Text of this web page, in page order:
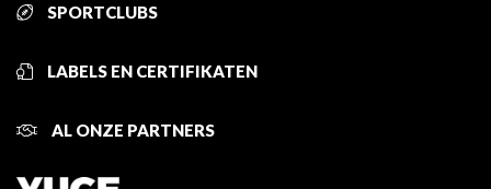
SPORTCLUBS
LABELS EN CERTIFIKATEN
AL ONZE PARTNERS